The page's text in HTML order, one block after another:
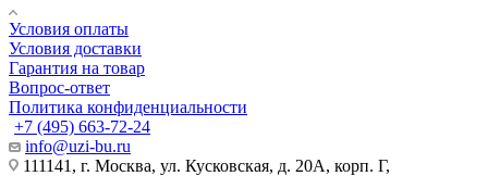
Условия оплаты
Условия доставки
Гарантия на товар
Вопрос-ответ
Политика конфиденциальности
+7 (495) 663-72-24
info@uzi-bu.ru
111141, г. Москва, ул. Кусковская, д. 20А, корп. Г,